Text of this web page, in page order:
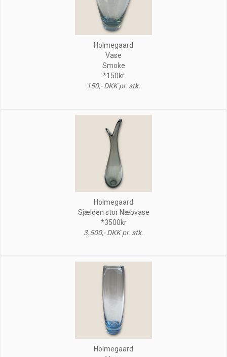
Holmegaard
Vase
Smoke
*150kr
150,- DKK pr. stk.
Holmegaard
Sjælden stor Næbvase
*3500kr
3.500,- DKK pr. stk.
Holmegaard